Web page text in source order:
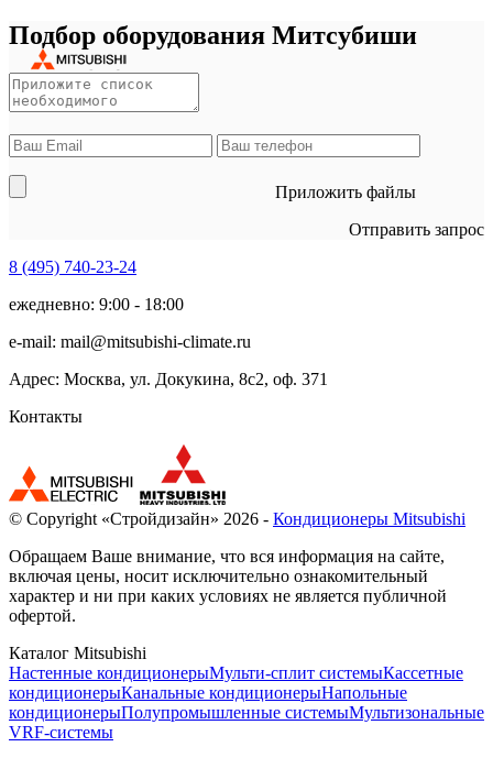
Подбор оборудования Митсубиши
Приложить файлы
Отправить запрос
8 (495) 740-23-24
ежедневно: 9:00 - 18:00
e-mail: mail@mitsubishi-climate.ru
Адрес: Москва, ул. Докукина, 8с2, оф. 371
Контакты
© Copyright «Стройдизайн» 2026 - Кондиционеры Mitsubishi
Обращаем Ваше внимание, что вся информация на сайте,
включая цены, носит исключительно ознакомительный
характер и ни при каких условиях не является публичной
офертой.
Каталог Mitsubishi
Настенные кондиционерыМульти-сплит системыКассетные
кондиционерыКанальные кондиционерыНапольные
кондиционерыПолупромышленные системыМультизональные
VRF-системы